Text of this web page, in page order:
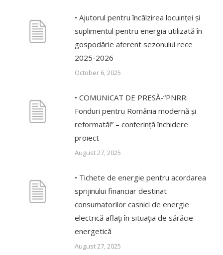
• Ajutorul pentru încălzirea locuinței și
suplimentul pentru energia utilizată în
gospodărie aferent sezonului rece
2025-2026
October 6, 2025
• COMUNICAT DE PRESĂ-“PNRR:
Fonduri pentru România modernă și
reformată!” – conferință închidere
proiect
August 27, 2025
• Tichete de energie pentru acordarea
sprijinului financiar destinat
consumatorilor casnici de energie
electrică aflaţi în situaţia de sărăcie
energetică
August 27, 2025